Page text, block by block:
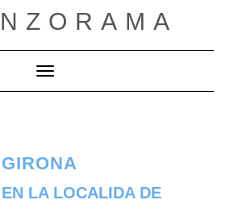
Cambiar modo de navegación
LA LOCALIDA DE